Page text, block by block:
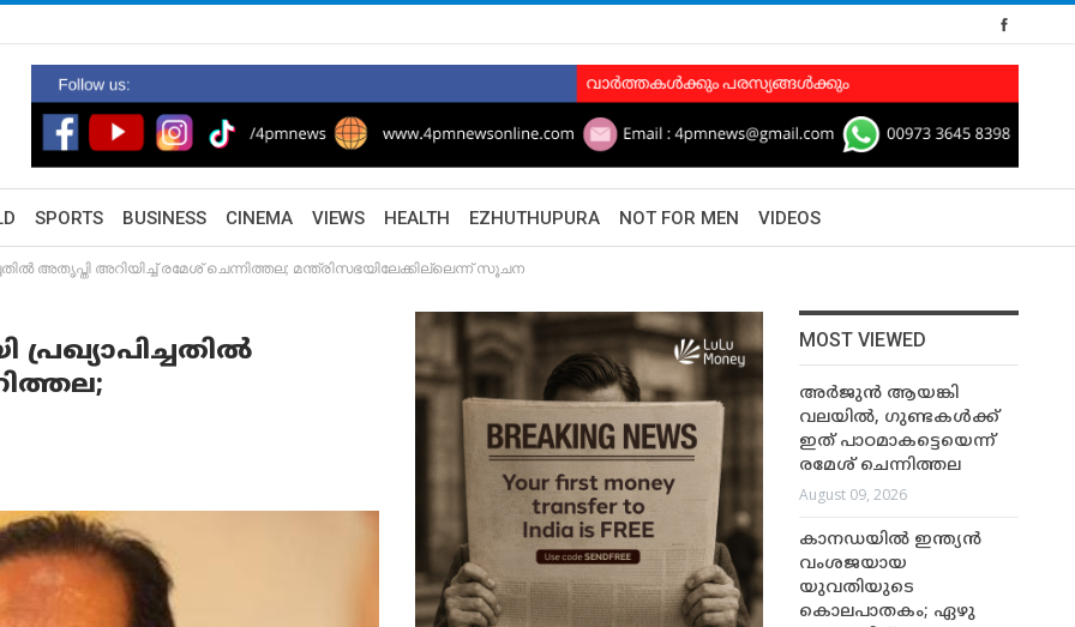
SPORTS BUSINESS CINEMA VIEWS HEALTH EZHUTHUPURA NOT FOR MEN VIDEOS
അതൃപ്തി അറിയിച്ച് രമേശ് ചെന്നിത്തല; മന്ത്രിസഭയിലേക്കില്ലെന്ന് സൂചന
MOST VIEWED
അർജുൻ ആയങ്കി
വലയിൽ, ഗുണ്ടകൾക്ക്
ഇത് പാഠമാകട്ടെയെന്ന്
രമേശ് ചെന്നിത്തല
August 09, 2026
കാനഡയിൽ ഇന്ത്യൻ
വംശജയായ
യുവതിയുടെ
കൊലപാതകം; ഏഴു